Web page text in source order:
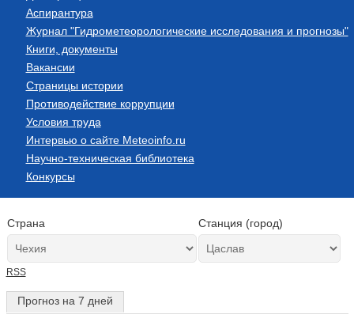
Аспирантура
Журнал "Гидрометеорологические исследования и прогнозы"
Книги, документы
Вакансии
Страницы истории
Противодействие коррупции
Условия труда
Интервью о сайте Meteoinfo.ru
Научно-техническая библиотека
Конкурсы
Страна Станция (город)
RSS
Прогноз на 7 дней